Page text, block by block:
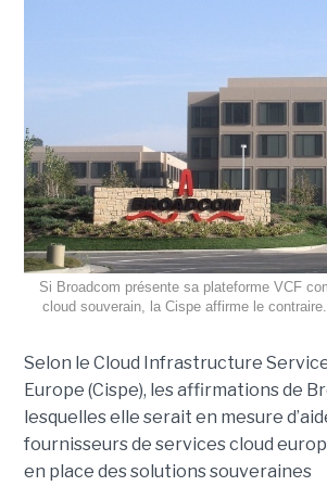
Si Broadcom présente sa plateforme VCF
cloud souverain, la Cispe affirme le
Selon le Cloud Infrastructure
Europe (Cispe), les affirmations de
lesquelles elle serait en mesure
fournisseurs de services cloud
en place des solutions souveraines